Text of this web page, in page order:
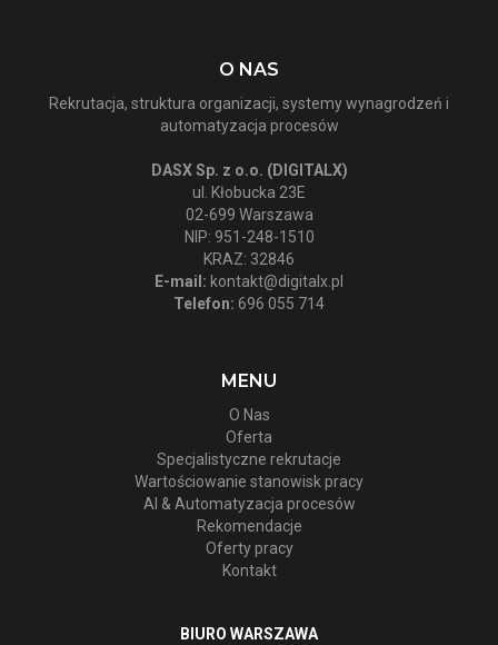
O NAS
Rekrutacja, struktura organizacji, systemy wynagrodzeń i
automatyzacja procesów
DASX Sp. z o.o. (DIGITALX)
ul. Kłobucka 23E
02-699 Warszawa
NIP: 951-248-1510
KRAZ: 32846
E-mail: kontakt@digitalx.pl
Telefon: 696 055 714
MENU
O Nas
Oferta
Specjalistyczne rekrutacje
Wartościowanie stanowisk pracy
AI & Automatyzacja procesów
Rekomendacje
Oferty pracy
Kontakt
BIURO WARSZAWA